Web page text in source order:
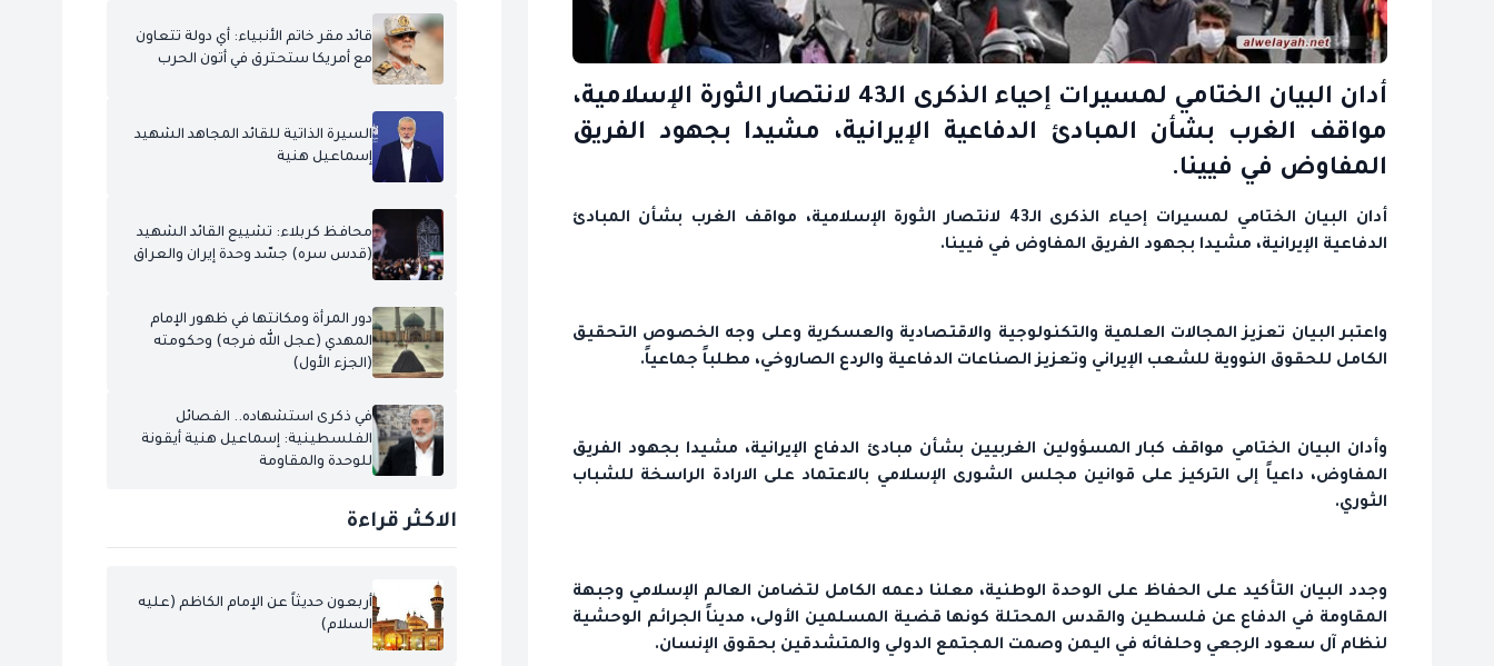
أدان البيان الختامي لمسيرات إحياء الذكرى الـ43 لانتصار الثورة الإسلامية،
مواقف الغرب بشأن المبادئ الدفاعية الإيرانية، مشيدا بجهود الفريق
المفاوض في فيينا.
أدان البيان الختامي لمسيرات إحياء الذكرى الـ43 لانتصار الثورة الإسلامية، مواقف الغرب بشأن المبادئ
الدفاعية الإيرانية، مشيدا بجهود الفريق المفاوض في فيينا.
واعتبر البيان تعزيز المجالات العلمية والتكنولوجية والاقتصادية والعسكرية وعلى وجه الخصوص التحقيق
الكامل للحقوق النووية للشعب الإيراني وتعزيز الصناعات الدفاعية والردع الصاروخي، مطلباً جماعياً.
وأدان البيان الختامي مواقف كبار المسؤولين الغربيين بشأن مبادئ الدفاع الإيرانية، مشيدا بجهود الفريق
المفاوض، داعياً إلى التركيز على قوانين مجلس الشورى الإسلامي بالاعتماد على الارادة الراسخة للشباب
الثوري.
وجدد البيان التأكيد على الحفاظ على الوحدة الوطنية، معلنا دعمه الكامل لتضامن العالم الإسلامي وجبهة
المقاومة في الدفاع عن فلسطين والقدس المحتلة كونها قضية المسلمين الأولى، مديناً الجرائم الوحشية
لنظام آل سعود الرجعي وحلفائه في اليمن وصمت المجتمع الدولي والمتشدقين بحقوق الإنسان.
قائد مقر خاتم الأنبياء: أي دولة تتعاون
مع أمريكا ستحترق في أتون الحرب
السيرة الذاتية للقائد المجاهد الشهيد
إسماعيل هنية
محافظ كربلاء: تشييع القائد الشهيد
(قدس سره) جسّد وحدة إيران والعراق
دور المرأة ومكانتها في ظهور الإمام
المهدي (عجل الله فرجه) وحكومته
(الجزء الأول)
في ذكرى استشهاده.. الفصائل
الفلسطينية: إسماعيل هنية أيقونة
للوحدة والمقاومة
الاكثر قراءة
أربعون حديثاً عن الإمام الكاظم (عليه
السلام)